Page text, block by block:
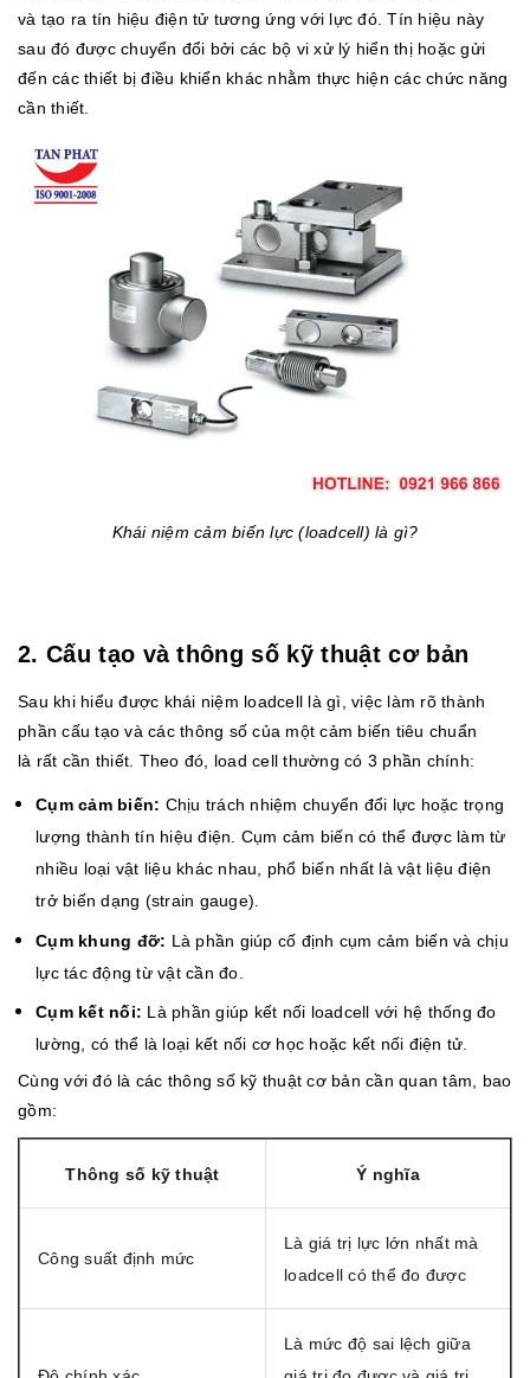
và tạo ra tín hiệu điện tử tương ứng với lực đó. Tín hiệu này
sau đó được chuyển đổi bởi các bộ vi xử lý hiển thị hoặc gửi
đến các thiết bị điều khiển khác nhằm thực hiện các chức năng
cần thiết.
Khái niệm cảm biến lực (loadcell) là gì?
2. Cấu tạo và thông số kỹ thuật cơ bản
Sau khi hiểu được khái niệm loadcell là gì, việc làm rõ thành
phần cấu tạo và các thông số của một cảm biến tiêu chuẩn
là rất cần thiết. Theo đó, load cell thường có 3 phần chính:
Cụm cảm biến: Chịu trách nhiệm chuyển đổi lực hoặc trọng
lượng thành tín hiệu điện. Cụm cảm biến có thể được làm từ
nhiều loại vật liệu khác nhau, phổ biến nhất là vật liệu điện
trở biến dạng (strain gauge).
Cụm khung đỡ: Là phần giúp cố định cụm cảm biến và chịu
lực tác động từ vật cần đo.
Cụm kết nối: Là phần giúp kết nối loadcell với hệ thống đo
lường, có thể là loại kết nối cơ học hoặc kết nối điện tử.
Cùng với đó là các thông số kỹ thuật cơ bản cần quan tâm, bao
gồm:
Thông số kỹ thuật Ý nghĩa
Công suất định mức
Là giá trị lực lớn nhất mà
loadcell có thể đo được
Là mức độ sai lệch giữa